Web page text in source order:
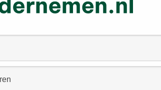
van ondersteuning hebben,
de motie Voordewind alsmede het
en Limagrain Nederland